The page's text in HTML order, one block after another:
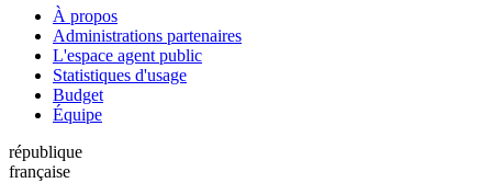
À propos
Administrations partenaires
L'espace agent public
Statistiques d'usage
Budget
Équipe
république
française